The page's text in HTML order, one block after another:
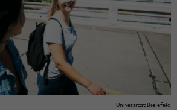
Uni­ver­si­tät Bie­le­feld